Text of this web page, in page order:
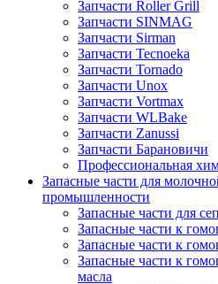
Запчасти Roller Grill
Запчасти SINMAG
Запчасти Sirman
Запчасти Tecnoeka
Запчасти Tornado
Запчасти Unox
Запчасти Vortmax
Запчасти WLBake
Запчасти Zanussi
Запчасти Барановичи
Профессиональная
Запасные части для
промышленности
Запасные части для
Запасные части к
Запасные части к
Запасные части к
масла